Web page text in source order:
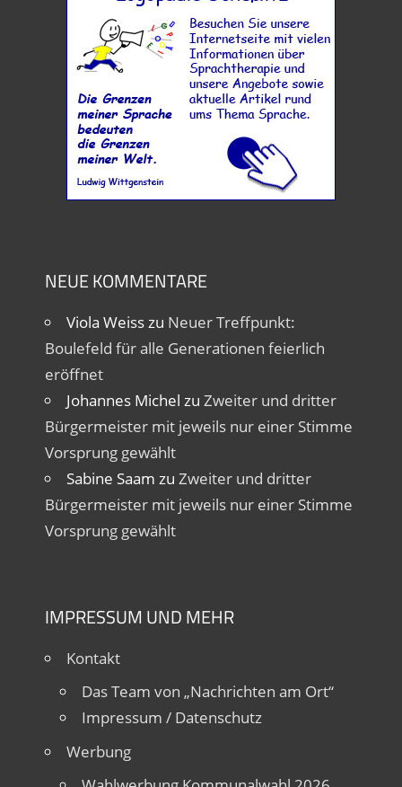
NEUE KOMMENTARE
Viola Weisszu Neuer Treffpunkt:
Boulefeld für alle Generationen feierlich
eröffnet
Johannes Michel zu Zweiter und dritter
Bürgermeister mit jeweils nur einer Stimme
Vorsprung gewählt
Sabine Saam zu Zweiter und dritter
Bürgermeister mit jeweils nur einer Stimme
Vorsprung gewählt
IMPRESSUM UND MEHR
Kontakt
Das Team von „Nachrichten am Ort“
Impressum / Datenschutz
Werbung